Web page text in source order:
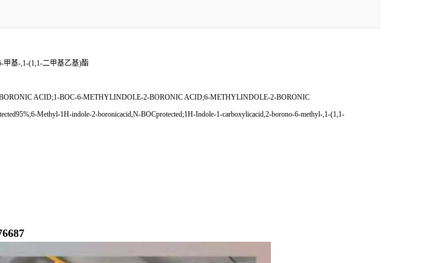
甲基-,1-(1,1-二甲基乙基)酯
ACID;1-BOC-6-METHYLINDOLE-2-BORONIC ACID;6-METHYLINDOLE-2-BORONIC
Methyl-1H-indole-2-boronicacid,N-BOCprotected;1H-Indole-1-carboxylicacid,2-borono-6-methyl-,1-(1,1-